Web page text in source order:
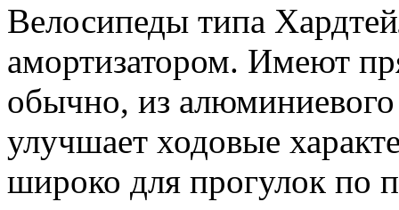
Велосипеды типа
амортизатором. Имеют
обычно, из алюминиевого
улучшает ходовые
широко для прогулок по